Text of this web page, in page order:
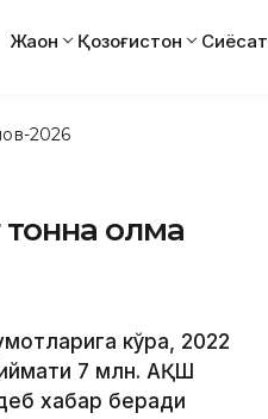
Жаҳон Қозоғистон Сиёсат
2026
тонна олма
кўра, 2022
7 млн. AҚШ
хабар беради